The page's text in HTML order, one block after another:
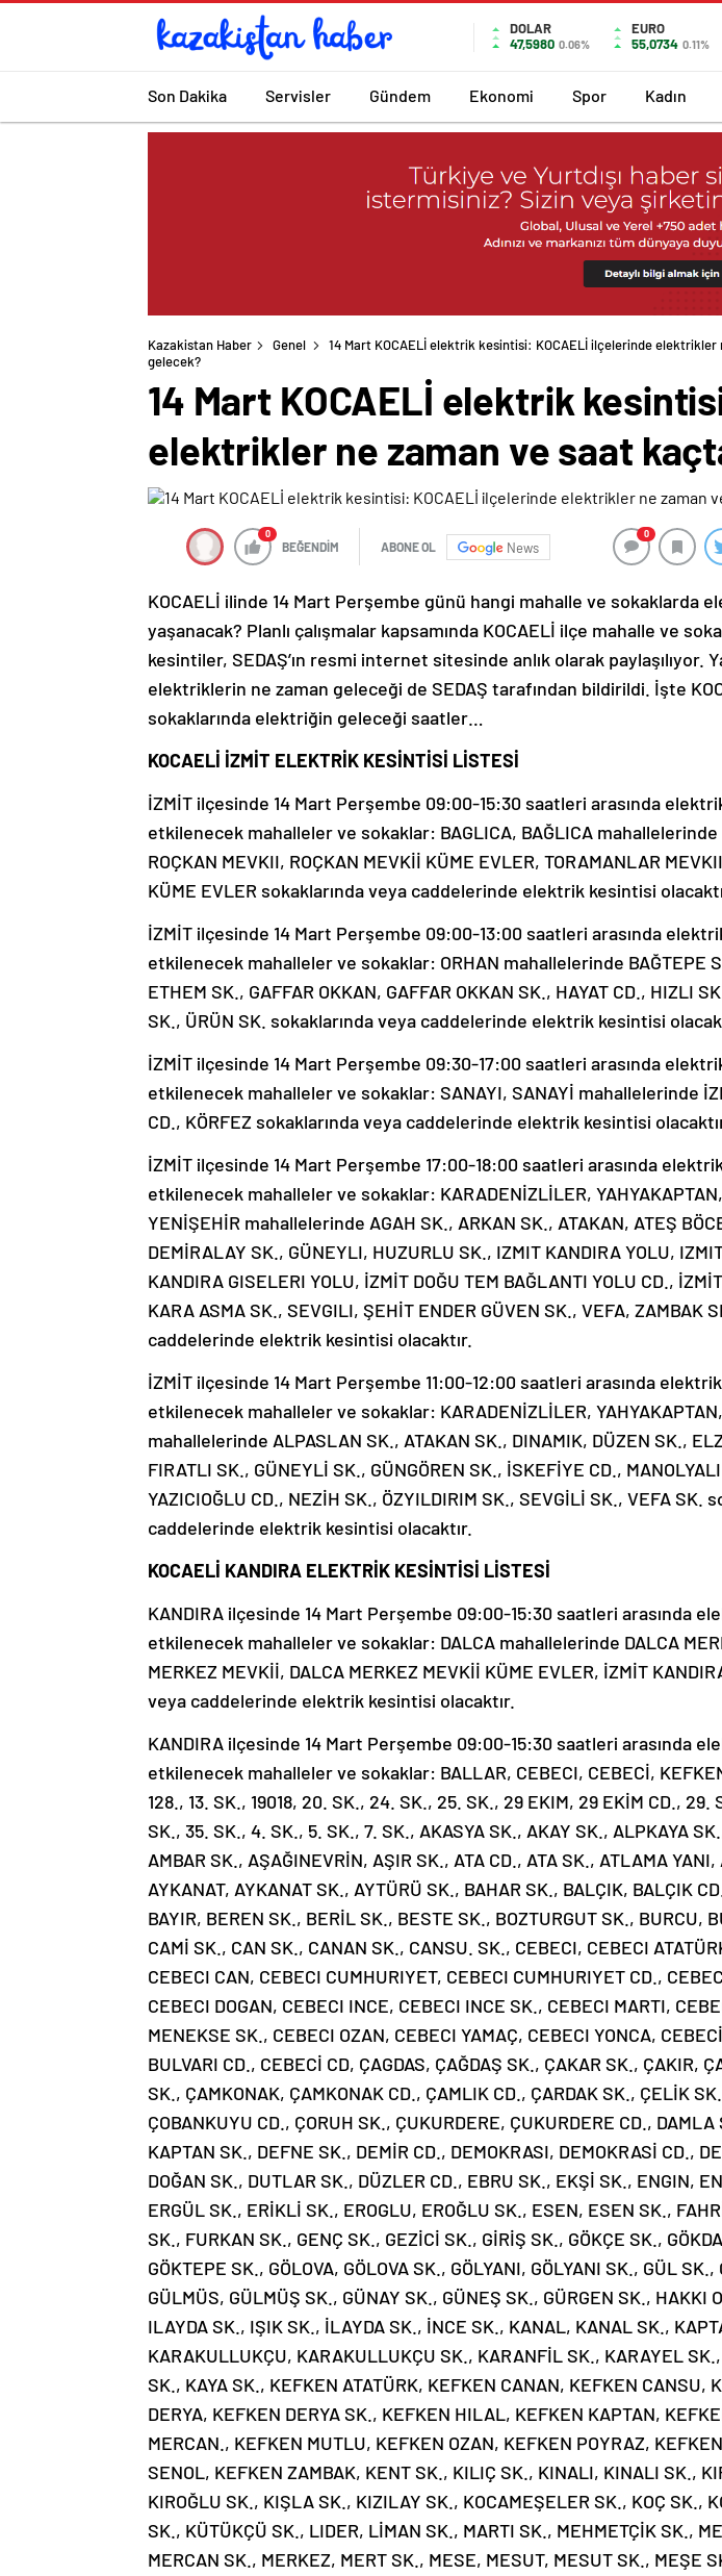
DOLAR
47,5980 0.06%
EURO
55,0734 0.11%
Son Dakika Servisler Gündem Ekonomi Spor Kadın
Kazakistan Haber Genel
14 Mart KOCAELİ elektrik kesintisi: KOCAELİ ilçelerinde
gelecek?
14 Mart KOCAELİ elektrik
elektrikler ne zaman ve saat
0
BEĞENDİM ABONE OL News
0
KOCAELİ ilinde 14 Mart Perşembe günü hangi mahalle ve sokaklarda
yaşanacak? Planlı çalışmalar kapsamında KOCAELİ ilçe mahalle ve
kesintiler, SEDAŞ’ın resmi internet sitesinde anlık olarak paylaşılıyor.
elektriklerin ne zaman geleceği de SEDAŞ tarafından bildirildi. İşte
sokaklarında elektriğin geleceği saatler…
KOCAELİ İZMİT ELEKTRİK KESİNTİSİ LİSTESİ
İZMİT ilçesinde 14 Mart Perşembe 09:00-15:30 saatleri arasında
etkilenecek mahalleler ve sokaklar: BAGLICA, BAĞLICA mahallelerinde
ROÇKAN MEVKII, ROÇKAN MEVKİİ KÜME EVLER, TORAMANLAR
KÜME EVLER sokaklarında veya caddelerinde elektrik kesintisi
İZMİT ilçesinde 14 Mart Perşembe 09:00-13:00 saatleri arasında
etkilenecek mahalleler ve sokaklar: ORHAN mahallelerinde BAĞTEPE
ETHEM SK., GAFFAR OKKAN, GAFFAR OKKAN SK., HAYAT CD., HIZLI
SK., ÜRÜN SK. sokaklarında veya caddelerinde elektrik kesintisi
İZMİT ilçesinde 14 Mart Perşembe 09:30-17:00 saatleri arasında
etkilenecek mahalleler ve sokaklar: SANAYI, SANAYİ mahallelerinde
CD., KÖRFEZ sokaklarında veya caddelerinde elektrik kesintisi
İZMİT ilçesinde 14 Mart Perşembe 17:00-18:00 saatleri arasında
etkilenecek mahalleler ve sokaklar: KARADENİZLİLER,
YENİŞEHİR mahallelerinde AGAH SK., ARKAN SK., ATAKAN, ATEŞ
DEMİRALAY SK., GÜNEYLI, HUZURLU SK., IZMIT KANDIRA YOLU,
KANDIRA GISELERI YOLU, İZMİT DOĞU TEM BAĞLANTI YOLU CD.,
KARA ASMA SK., SEVGILI, ŞEHİT ENDER GÜVEN SK., VEFA, ZAMBAK
caddelerinde elektrik kesintisi olacaktır.
İZMİT ilçesinde 14 Mart Perşembe 11:00-12:00 saatleri arasında
etkilenecek mahalleler ve sokaklar: KARADENİZLİLER,
mahallelerinde ALPASLAN SK., ATAKAN SK., DINAMIK, DÜZEN SK.,
FIRATLI SK., GÜNEYLİ SK., GÜNGÖREN SK., İSKEFİYE CD.,
YAZICIOĞLU CD., NEZİH SK., ÖZYILDIRIM SK., SEVGİLİ SK., VEFA SK.
caddelerinde elektrik kesintisi olacaktır.
KOCAELİ KANDIRA ELEKTRİK KESİNTİSİ LİSTESİ
KANDIRA ilçesinde 14 Mart Perşembe 09:00-15:30 saatleri arasında
etkilenecek mahalleler ve sokaklar: DALCA mahallelerinde DALCA
MERKEZ MEVKİİ, DALCA MERKEZ MEVKİİ KÜME EVLER, İZMİT
veya caddelerinde elektrik kesintisi olacaktır.
KANDIRA ilçesinde 14 Mart Perşembe 09:00-15:30 saatleri arasında
etkilenecek mahalleler ve sokaklar: BALLAR, CEBECI, CEBECİ,
128., 13. SK., 19018, 20. SK., 24. SK., 25. SK., 29 EKIM, 29 EKİM CD., 29.
SK., 35. SK., 4. SK., 5. SK., 7. SK., AKASYA SK., AKAY SK., ALPKAYA
AMBAR SK., AŞAĞINEVRİN, AŞIR SK., ATA CD., ATA SK., ATLAMA
AYKANAT, AYKANAT SK., AYTÜRÜ SK., BAHAR SK., BALÇIK, BALÇIK
BAYIR, BEREN SK., BERİL SK., BESTE SK., BOZTURGUT SK., BURCU,
CAMİ SK., CAN SK., CANAN SK., CANSU. SK., CEBECI, CEBECI
CEBECI CAN, CEBECI CUMHURIYET, CEBECI CUMHURIYET CD.,
CEBECI DOGAN, CEBECI INCE, CEBECI INCE SK., CEBECI MARTI,
MENEKSE SK., CEBECI OZAN, CEBECI YAMAÇ, CEBECI YONCA,
BULVARI CD., CEBECİ CD, ÇAGDAS, ÇAĞDAŞ SK., ÇAKAR SK., ÇAKIR,
SK., ÇAMKONAK, ÇAMKONAK CD., ÇAMLIK CD., ÇARDAK SK., ÇELİK
ÇOBANKUYU CD., ÇORUH SK., ÇUKURDERE, ÇUKURDERE CD.,
KAPTAN SK., DEFNE SK., DEMİR CD., DEMOKRASI, DEMOKRASİ CD.,
DOĞAN SK., DUTLAR SK., DÜZLER CD., EBRU SK., EKŞİ SK., ENGIN,
ERGÜL SK., ERİKLİ SK., EROGLU, EROĞLU SK., ESEN, ESEN SK.,
SK., FURKAN SK., GENÇ SK., GEZİCİ SK., GİRİŞ SK., GÖKÇE SK.,
GÖKTEPE SK., GÖLOVA, GÖLOVA SK., GÖLYANI, GÖLYANI SK., GÜL
GÜLMÜS, GÜLMÜŞ SK., GÜNAY SK., GÜNEŞ SK., GÜRGEN SK., HAKKI
ILAYDA SK., IŞIK SK., İLAYDA SK., İNCE SK., KANAL, KANAL SK.,
KARAKULLUKÇU, KARAKULLUKÇU SK., KARANFİL SK., KARAYEL
SK., KAYA SK., KEFKEN ATATÜRK, KEFKEN CANAN, KEFKEN CANSU,
DERYA, KEFKEN DERYA SK., KEFKEN HILAL, KEFKEN KAPTAN,
MERCAN., KEFKEN MUTLU, KEFKEN OZAN, KEFKEN POYRAZ,
SENOL, KEFKEN ZAMBAK, KENT SK., KILIÇ SK., KINALI, KINALI SK.,
KIROĞLU SK., KIŞLA SK., KIZILAY SK., KOCAMEŞELER SK., KOÇ SK.,
SK., KÜTÜKÇÜ SK., LIDER, LİMAN SK., MARTI SK., MEHMETÇİK SK.,
MERCAN SK., MERKEZ, MERT SK., MESE, MESUT, MESUT SK., MEŞE